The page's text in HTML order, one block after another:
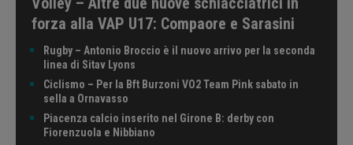
forza alla VAP U17: Compaore e Sarasini
Rugby – Antonio Broccio è il nuovo arrivo per la seconda
linea di Sitav Lyons
Ciclismo – Per la Bft Burzoni VO2 Team Pink sabato in
sella a Ornavasso
Piacenza calcio inserito nel Girone B: derby con
Fiorenzuola e Nibbiano